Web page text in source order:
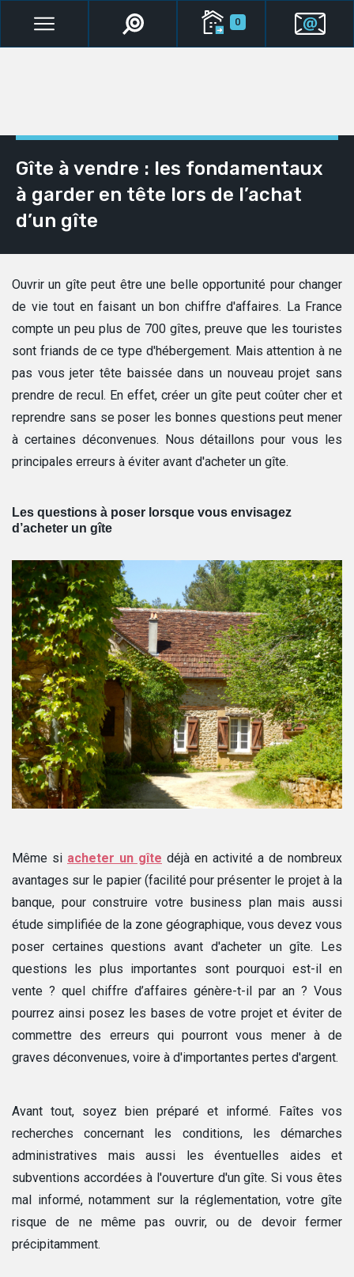
0
Gîte à vendre : les fondamentaux
à garder en tête lors de l’achat
d’un gîte
Ouvrir un gîte peut être une belle opportunité pour changer
de vie tout en faisant un bon chiffre d'affaires. La France
compte un peu plus de 700 gîtes, preuve que les touristes
sont friands de ce type d'hébergement. Mais attention à ne
pas vous jeter tête baissée dans un nouveau projet sans
prendre de recul. En effet, créer un gîte peut coûter cher et
reprendre sans se poser les bonnes questions peut mener
à certaines déconvenues. Nous détaillons pour vous les
principales erreurs à éviter avant d'acheter un gîte.
Les questions à poser lorsque vous envisagez
d’acheter un gîte
Même si acheter un gîte déjà en activité a de nombreux
avantages sur le papier (facilité pour présenter le projet à la
banque, pour construire votre business plan mais aussi
étude simplifiée de la zone géographique, vous devez vous
poser certaines questions avant d'acheter un gîte. Les
questions les plus importantes sont pourquoi est-il en
vente ? quel chiffre d’affaires génère-t-il par an ? Vous
pourrez ainsi posez les bases de votre projet et éviter de
commettre des erreurs qui pourront vous mener à de
graves déconvenues, voire à d'importantes pertes d'argent.
Avant tout, soyez bien préparé et informé. Faîtes vos
recherches concernant les conditions, les démarches
administratives mais aussi les éventuelles aides et
subventions accordées à l'ouverture d'un gîte. Si vous êtes
mal informé, notamment sur la réglementation, votre gîte
risque de ne même pas ouvrir, ou de devoir fermer
précipitamment.